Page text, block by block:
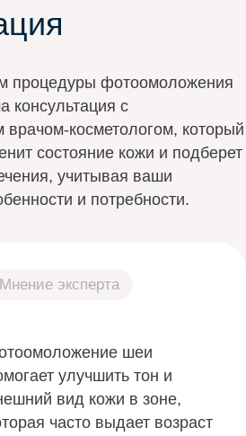
процедуры фотоомоложения
консультация с
косметологом, который
состояние кожи и подберет
учитывая ваши
и потребности.
Мнение эксперта
шеи
улучшить тон и
вид кожи в зоне,
часто выдает возраст